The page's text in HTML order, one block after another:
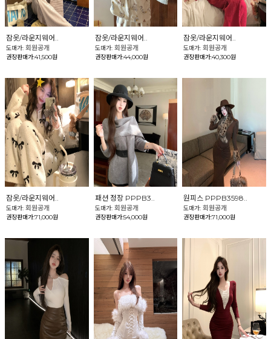
잠옷/라운지웨어..
도매가: 회원공개
권장판매가:41,500원
잠옷/라운지웨어..
도매가: 회원공개
권장판매가:44,000원
잠옷/라운지웨어..
도매가:회원공개
권장판매가:40,300원
잠옷/라운지웨어..
도매가: 회원공개
권장판매가:71,000원
패션 정장 PPPB3..
도매가: 회원공개
권장판매가:54,000원
원피스 PPPB3598..
도매가:회원공개
권장판매가:71,000원